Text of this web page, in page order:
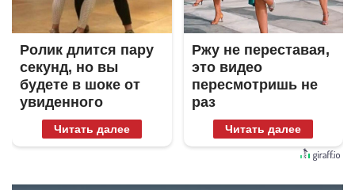
Ролик длится пару
секунд, но вы
будете в шоке от
увиденного
Читать далее
Ржу не переставая,
это видео
пересмотришь не
раз
Читать далее